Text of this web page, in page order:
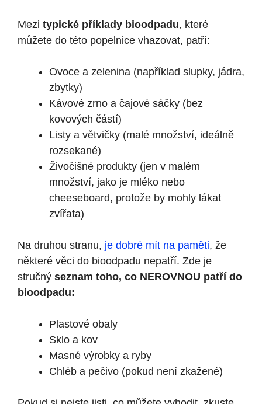
Mezi typické příklady bioodpadu, které
můžete do této popelnice vhazovat, patří:
Ovoce a zelenina (například slupky, jádra,
zbytky)
Kávové zrno a čajové sáčky (bez
kovových částí)
Listy a větvičky (malé množství, ideálně
rozsekané)
Živočišné produkty (jen v malém
množství, jako je mléko nebo
cheeseboard, protože by mohly lákat
zvířata)
Na druhou stranu, je dobré mít na paměti, že
některé věci do bioodpadu nepatří. Zde je
stručný seznam toho, co NEROVNOU patří do
bioodpadu:
Plastové obaly
Sklo a kov
Masné výrobky a ryby
Chléb a pečivo (pokud není zkažené)